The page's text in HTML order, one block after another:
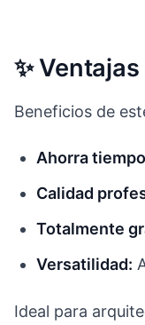
✨
Beneficios de
Ahorra
Calidad
Totalmente
Versatilidad:
Ideal para